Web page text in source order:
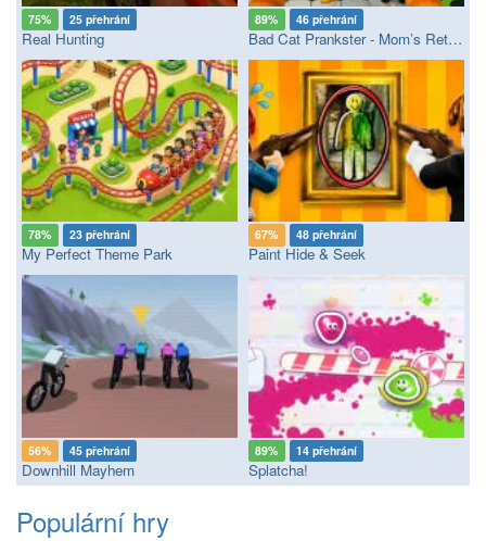
75% 25 přehrání
Real Hunting
89% 46 přehrání
Bad Cat Prankster - Mom’s Return
78% 23 přehrání
My Perfect Theme Park
67% 48 přehrání
Paint Hide & Seek
56% 45 přehrání
Downhill Mayhem
89% 14 přehrání
Splatcha!
Populární hry